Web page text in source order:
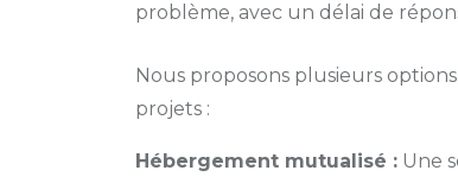
problème, avec un délai de
Nous proposons plusieurs
projets :
Hébergement mutualisé : Une